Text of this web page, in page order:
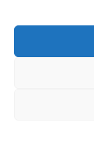
Szórakozás
Webáruház